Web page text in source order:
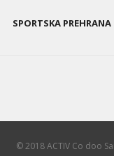
SPORTSKA PREHRANA
© 2018 ACTIV Co doo